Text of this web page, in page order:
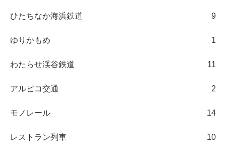
ひたちなか海浜鉄道 9
ゆりかもめ 1
わたらせ渓谷鉄道 11
アルピコ交通 2
モノレール 14
レストラン列車 10